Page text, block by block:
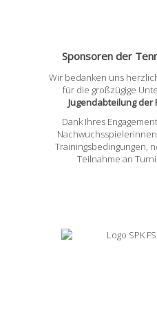
Sponsoren der
Wir bedanken uns
für die großzügige
Jugendabteilung der
Dank Ihres
Trainingsbedingungen,
Teilnahme an